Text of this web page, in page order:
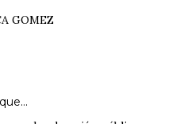
GOMEZ